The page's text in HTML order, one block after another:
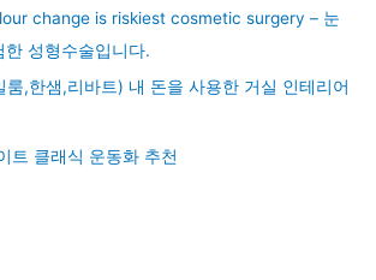
change is riskiest cosmetic surgery – 눈
성형수술입니다.
룸,한샘,리바트) 내 돈을 사용한 거실 인테리어
트 클래식 운동화 추천